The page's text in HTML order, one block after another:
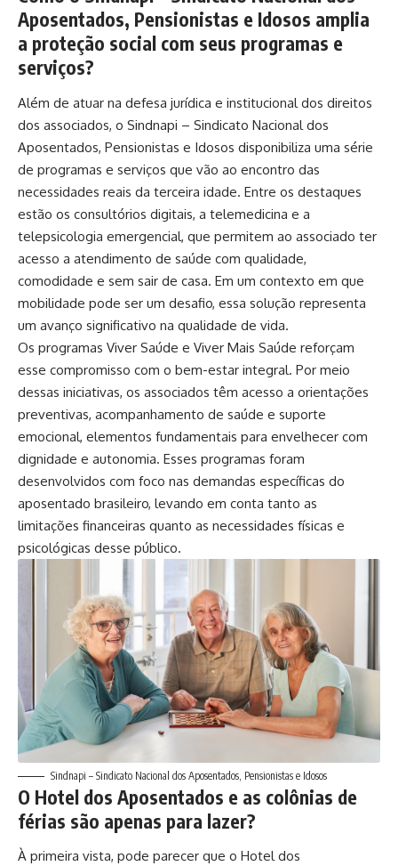
Aposentados, Pensionistas e Idosos amplia
a proteção social com seus programas e
serviços?
Além de atuar na defesa jurídica e institucional dos direitos
dos associados, o Sindnapi – Sindicato Nacional dos
Aposentados, Pensionistas e Idosos disponibiliza uma série
de programas e serviços que vão ao encontro das
necessidades reais da terceira idade. Entre os destaques
estão os consultórios digitais, a telemedicina e a
telepsicologia emergencial, que permitem ao associado ter
acesso a atendimento de saúde com qualidade,
comodidade e sem sair de casa. Em um contexto em que
mobilidade pode ser um desafio, essa solução representa
um avanço significativo na qualidade de vida.
Os programas Viver Saúde e Viver Mais Saúde reforçam
esse compromisso com o bem-estar integral. Por meio
dessas iniciativas, os associados têm acesso a orientações
preventivas, acompanhamento de saúde e suporte
emocional, elementos fundamentais para envelhecer com
dignidade e autonomia. Esses programas foram
desenvolvidos com foco nas demandas específicas do
aposentado brasileiro, levando em conta tanto as
limitações financeiras quanto as necessidades físicas e
psicológicas desse público.
Sindnapi – Sindicato Nacional dos Aposentados, Pensionistas e Idosos
O Hotel dos Aposentados e as colônias de
férias são apenas para lazer?
À primeira vista, pode parecer que o Hotel dos